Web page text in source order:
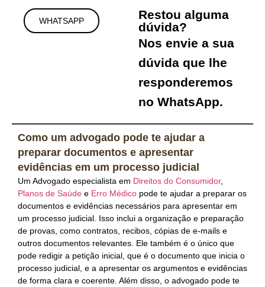
WHATSAPP
Restou alguma
dúvida?
Nos envie a sua
dúvida que lhe
responderemos
no WhatsApp.
Como um advogado pode te ajudar a
preparar documentos e apresentar
evidências em um processo judicial
Um Advogado especialista em Direitos do Consumidor,
Planos de Saúde e Erro Médico pode te ajudar a preparar os
documentos e evidências necessários para apresentar em
um processo judicial. Isso inclui a organização e preparação
de provas, como contratos, recibos, cópias de e-mails e
outros documentos relevantes. Ele também é o único que
pode redigir a petição inicial, que é o documento que inicia o
processo judicial, e a apresentar os argumentos e evidências
de forma clara e coerente. Além disso, o advogado pode te